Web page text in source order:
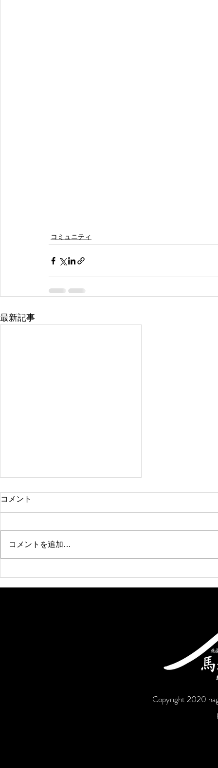
コミュニティ
最新記事
ましょう
コメント
コメントを追加…
Copyright 2020